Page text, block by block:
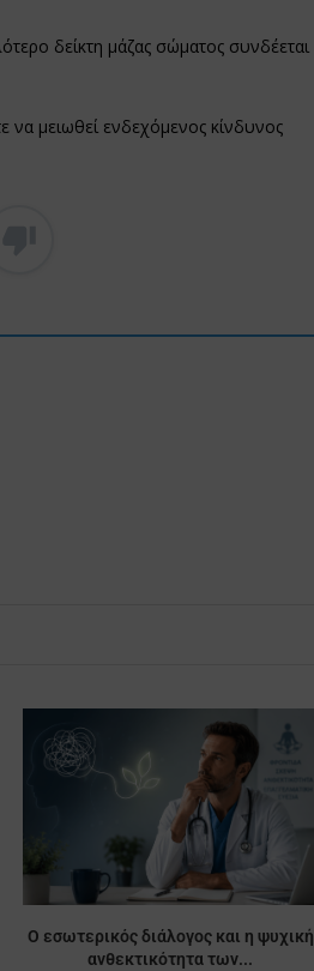
δείκτη μάζας σώματος συνδέεται
να μειωθεί ενδεχόμενος κίνδυνος
Ο εσωτερικός διάλογος και η ψυχική
ανθεκτικότητα των...